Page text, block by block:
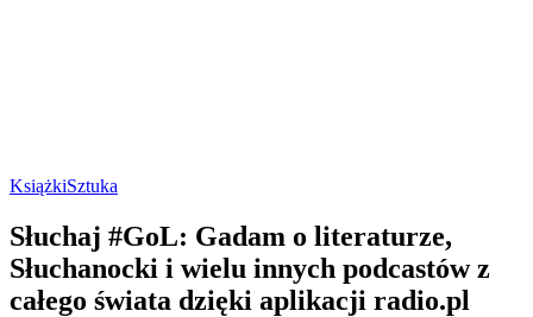
KsiążkiSztuka
Słuchaj #GoL: Gadam o literaturze,
Słuchanocki i wielu innych podcastów z
całego świata dzięki aplikacji radio.pl